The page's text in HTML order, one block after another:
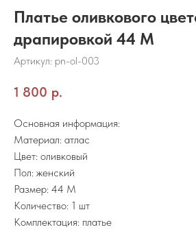
Платье оливкового
драпировкой 44 М
Артикул: pn-ol-003
1 800 р.
Основная информация:
Материал: атлас
Цвет: оливковый
Пол: женский
Размер: 44 М
Количество: 1 шт
Комплектация: платье